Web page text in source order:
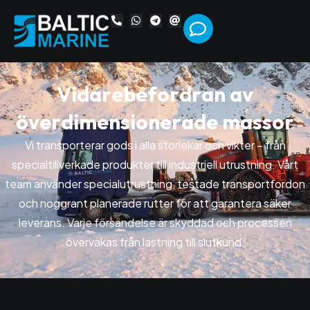
Vidarebefordranav
överdimensionerademassor
Vi transporterar gods i alla storlekar och vikter – från
specialtillverkade produkter till industriell utrustning. Vårt
team använder specialutrustning, testade transportfordon
och noggrant planerade rutter för att garantera säker
leverans. Varje försändelse är skyddad och processen
övervakas från lastning till slutkund.